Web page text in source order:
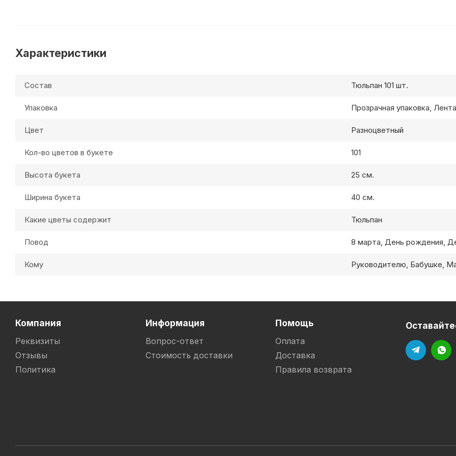
Характеристики
Состав Тюльпан 101 шт.
Упаковка Прозрачная упаковка, Лента
Цвет Разноцветный
Кол-во цветов в букете 101
Высота букета 25 см.
Ширина букета 40 см.
Какие цветы содержит Тюльпан
Повод 8 марта, День рождения,
Кому Руководителю, Бабушке,
Компания
Реквизиты
Отзывы
Политика
Информация
Вопрос-ответ
Стоимость доставки
Помощь
Оплата
Доставка
Правила возврата